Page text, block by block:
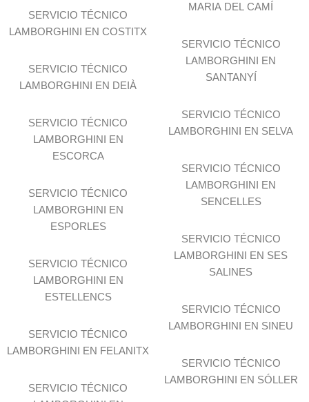
SERVICIO TÉCNICO
LAMBORGHINI EN COSTITX
SERVICIO TÉCNICO
LAMBORGHINI EN DEIÀ
SERVICIO TÉCNICO
LAMBORGHINI EN
ESCORCA
SERVICIO TÉCNICO
LAMBORGHINI EN
ESPORLES
SERVICIO TÉCNICO
LAMBORGHINI EN
ESTELLENCS
SERVICIO TÉCNICO
LAMBORGHINI EN FELANITX
SERVICIO TÉCNICO
MARIA DEL CAMÍ
SERVICIO TÉCNICO
LAMBORGHINI EN
SANTANYÍ
SERVICIO TÉCNICO
LAMBORGHINI EN SELVA
SERVICIO TÉCNICO
LAMBORGHINI EN
SENCELLES
SERVICIO TÉCNICO
LAMBORGHINI EN SES
SALINES
SERVICIO TÉCNICO
LAMBORGHINI EN SINEU
SERVICIO TÉCNICO
LAMBORGHINI EN SÓLLER